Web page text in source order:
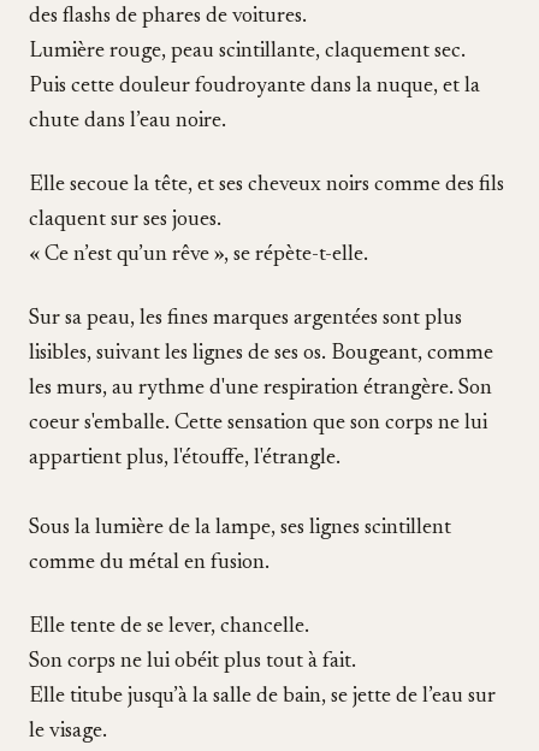
des flashs de phares de voitures.
Lumière rouge, peau scintillante, claquement sec.
Puis cette douleur foudroyante dans la nuque, et la
chute dans l’eau noire.
Elle secoue la tête, et ses cheveux noirs comme des fils
claquent sur ses joues.
« Ce n’est qu’un rêve », se répète-t-elle.
Sur sa peau, les fines marques argentées sont plus
lisibles, suivant les lignes de ses os. Bougeant, comme
les murs, au rythme d'une respiration étrangère. Son
coeur s'emballe. Cette sensation que son corps ne lui
appartient plus, l'étouffe, l'étrangle.
Sous la lumière de la lampe, ses lignes scintillent
comme du métal en fusion.
Elle tente de se lever, chancelle.
Son corps ne lui obéit plus tout à fait.
Elle titube jusqu’à la salle de bain, se jette de l’eau sur
le visage.